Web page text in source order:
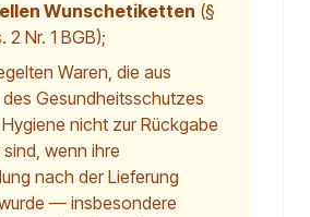
Wunschetiketten (§
2 Nr. 1 BGB);
Waren, die aus
Gesundheitsschutzes
nicht zur Rückgabe
wenn ihre
nach der Lieferung
— insbesondere